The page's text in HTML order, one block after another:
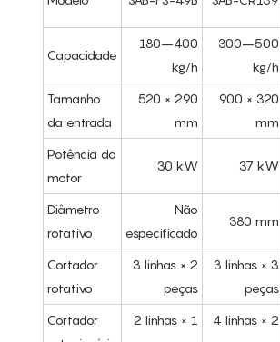
Capacidade
180–400
kg/h
300–500
kg/h
Tamanho
da entrada
520 × 290
mm
900 × 320
mm
Potência do
motor
30 kW 37 kW
Diâmetro
rotativo
Não
especificado
380 mm
Cortador
rotativo
3 linhas × 2
peças
3 linhas × 3
peças
Cortador
2 linhas × 1
4 linhas × 2